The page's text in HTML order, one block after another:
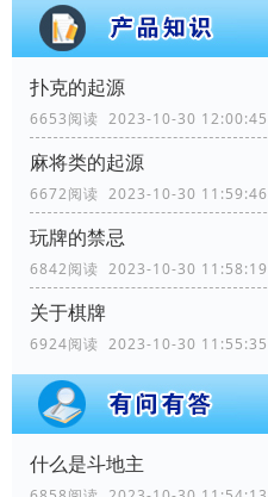
扑克的起源
6653阅读 2023-10-30 12:00:45
麻将类的起源
6672阅读 2023-10-30 11:59:46
玩牌的禁忌
6842阅读 2023-10-30 11:58:19
关于棋牌
6924阅读 2023-10-30 11:55:35
什么是斗地主